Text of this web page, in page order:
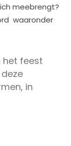
meebrengt?
waaronder
het feest
in